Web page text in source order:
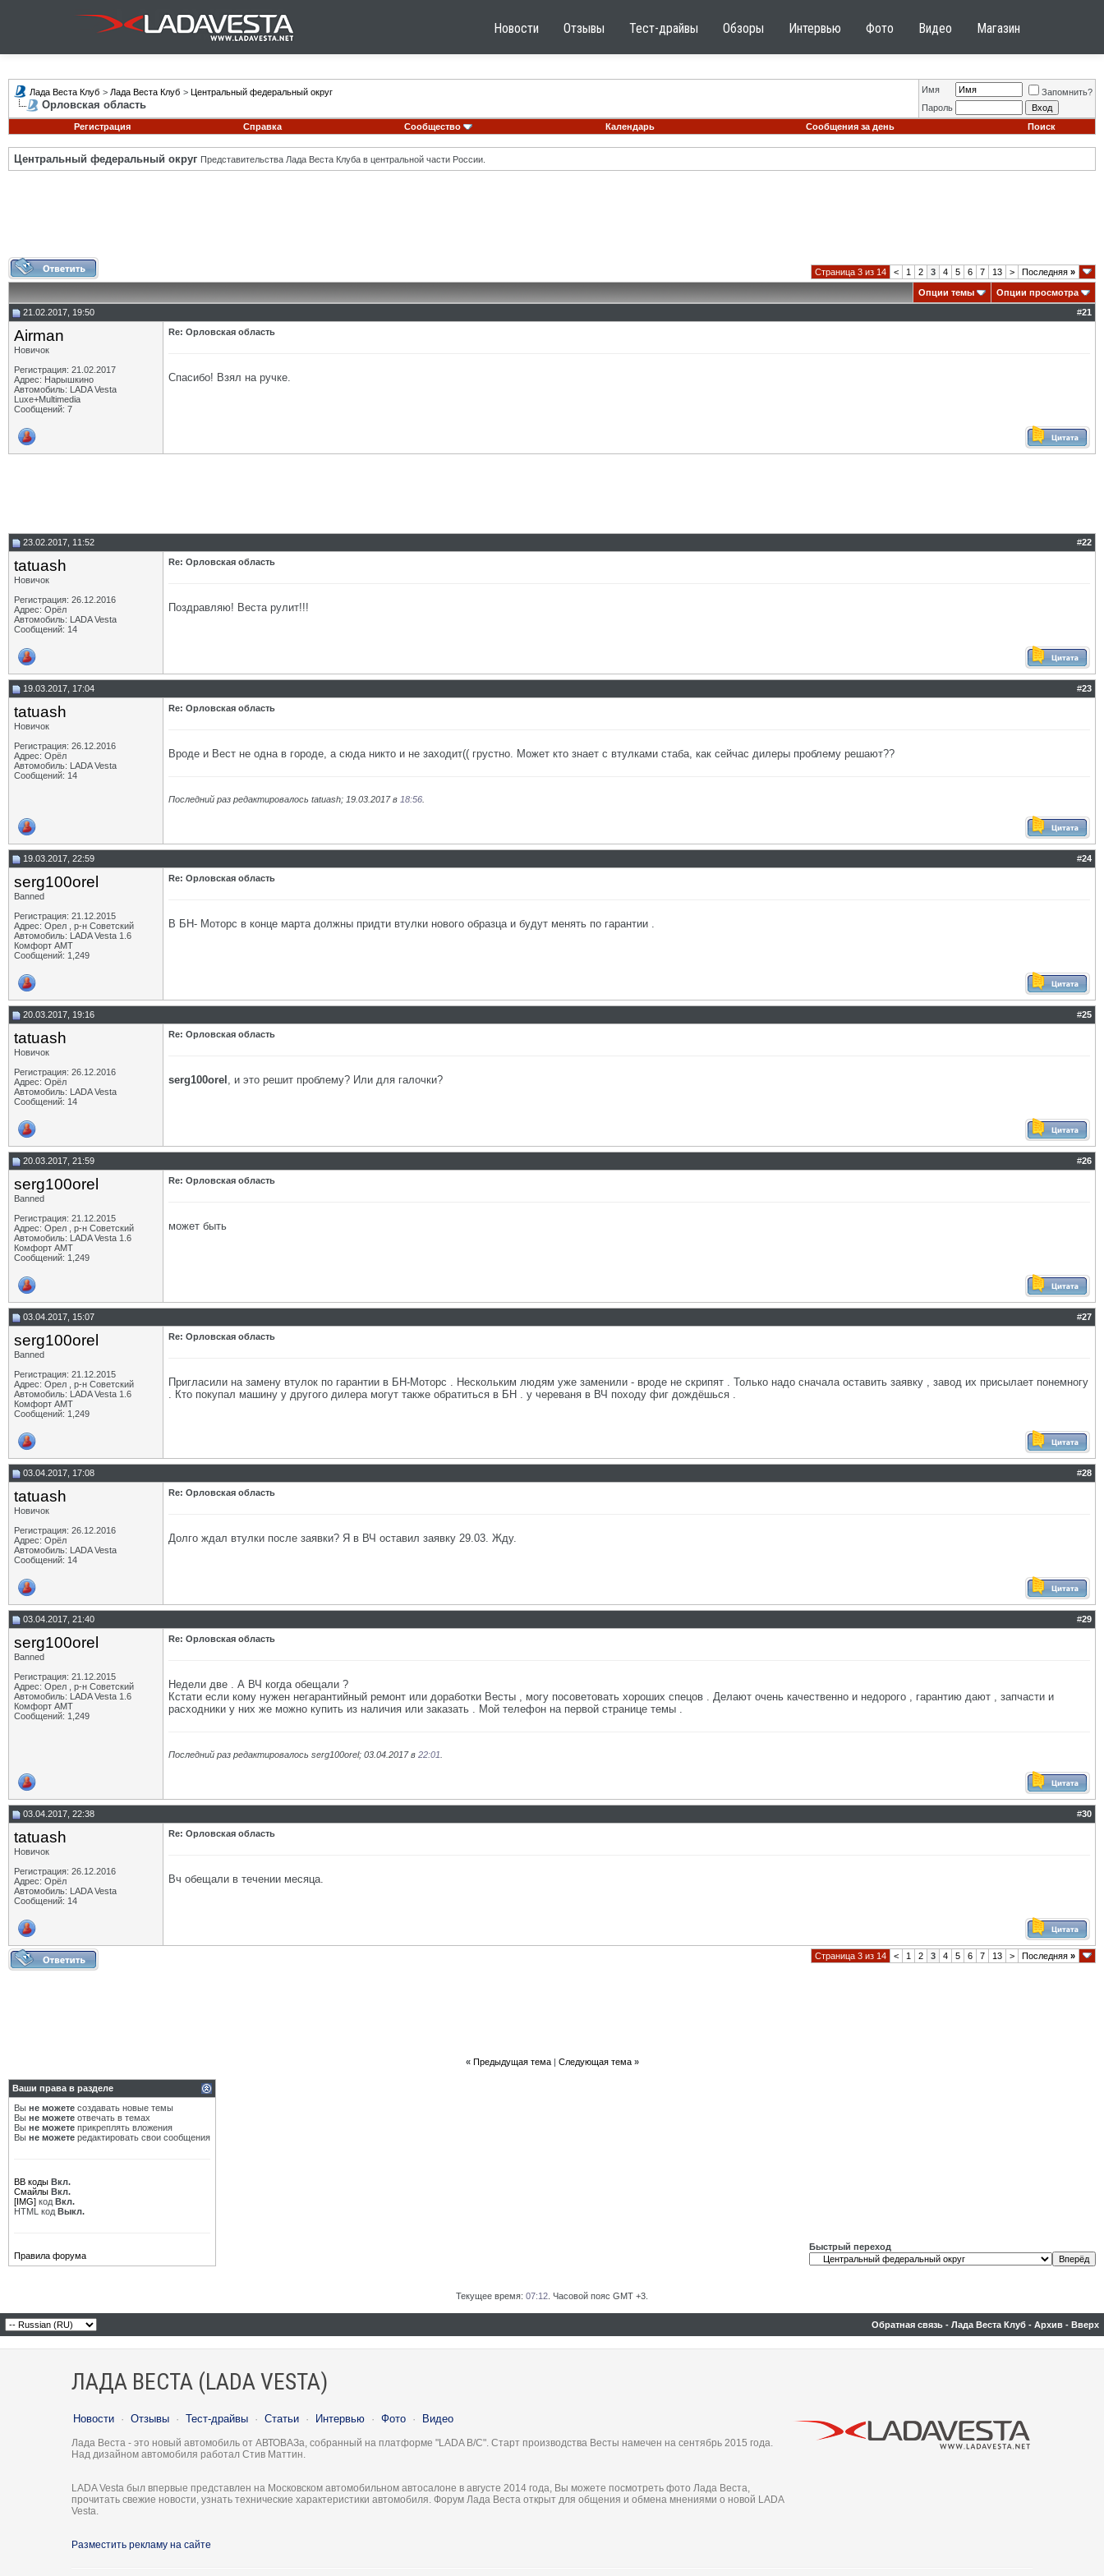
Новости Отзывы Тест-драйвы Обзоры Интервью Фото Видео Магазин
Лада Веста Клуб > Лада Веста Клуб > Центральный федеральный округ
Орловская область
Имя
Запомнить?
Пароль
Регистрация
Справка Сообщество Календарь Сообщения за день Поиск
Центральный федеральный округ Представительства Лада Веста Клуба в центральной части России.
Страница 3 из 14 < 1 2 3 4 5 6 7 13 > Последняя »
Опции темы
Опции просмотра
21.02.2017, 19:50
#21
Airman
Новичок
Регистрация: 21.02.2017
Адрес: Нарышкино
Автомобиль: LADA Vesta
Luxe+Multimedia
Сообщений: 7
Re: Орловская область
Спасибо! Взял на ручке.
23.02.2017, 11:52 #22
tatuash
Новичок
Регистрация: 26.12.2016
Адрес: Орёл
Автомобиль: LADA Vesta
Сообщений: 14
Re: Орловская область
Поздравляю! Веста рулит!!!
19.03.2017, 17:04 #23
tatuash
Новичок
Регистрация: 26.12.2016
Адрес: Орёл
Автомобиль: LADA Vesta
Сообщений: 14
Re: Орловская область
Вроде и Вест не одна в городе, а сюда никто и не заходит(( грустно. Может кто знает с втулками стаба, как сейчас дилеры проблему решают??
Последний раз редактировалось tatuash; 19.03.2017 в 18:56
19.03.2017, 22:59 #24
serg100orel
Banned
Регистрация: 21.12.2015
Адрес: Орел , р-н Советский
Автомобиль: LADA Vesta 1.6
Комфорт АМТ
Сообщений: 1,249
Re: Орловская область
В БН- Моторс в конце марта должны придти втулки нового образца и будут менять по гарантии .
20.03.2017, 19:16 #25
tatuash
Новичок
Регистрация: 26.12.2016
Адрес: Орёл
Автомобиль: LADA Vesta
Сообщений: 14
Re: Орловская область
serg100orel , и это решит проблему? Или для галочки?
20.03.2017, 21:59 #26
serg100orel
Banned
Регистрация: 21.12.2015
Адрес: Орел , р-н Советский
Автомобиль: LADA Vesta 1.6
Комфорт АМТ
Сообщений: 1,249
Re: Орловская область
может быть
03.04.2017, 15:07 #27
serg100orel
Banned
Регистрация: 21.12.2015
Адрес: Орел , р-н Советский
Автомобиль: LADA Vesta 1.6
Комфорт АМТ
Сообщений: 1,249
Re: Орловская область
Пригласили на замену втулок по гарантии в БН-Моторс . Нескольким людям уже заменили - вроде не скрипят . Только надо сначала оставить заявку , завод их присылает понемногу
. Кто покупал машину у другого дилера могут также обратиться в БН . у череваня в ВЧ походу фиг дождёшься .
03.04.2017, 17:08 #28
tatuash
Новичок
Регистрация: 26.12.2016
Адрес: Орёл
Автомобиль: LADA Vesta
Сообщений: 14
Re: Орловская область
Долго ждал втулки после заявки? Я в ВЧ оставил заявку 29.03. Жду.
03.04.2017, 21:40 #29
serg100orel
Banned
Регистрация: 21.12.2015
Адрес: Орел , р-н Советский
Автомобиль: LADA Vesta 1.6
Комфорт АМТ
Сообщений: 1,249
Re: Орловская область
Недели две . А ВЧ когда обещали ?
Кстати если кому нужен негарантийный ремонт или доработки Весты , могу посоветовать хороших спецов . Делают очень качественно и недорого , гарантию дают , запчасти и
расходники у них же можно купить из наличия или заказать . Мой телефон на первой странице темы .
Последний раз редактировалось serg100orel; 03.04.2017 в 22:01
03.04.2017, 22:38 #30
tatuash
Новичок
Регистрация: 26.12.2016
Адрес: Орёл
Автомобиль: LADA Vesta
Сообщений: 14
Re: Орловская область
Вч обещали в течении месяца.
Страница 3 из 14 < 1 2 3 4 5 6 7 13 > Последняя »
« Предыдущая тема| Следующая тема »
Ваши права в разделе
Вы не можете создавать новые темы
Вы не можете отвечать в темах
Вы не можете прикреплять вложения
Вы не можете редактировать свои сообщения
BB коды Вкл.
Смайлы Вкл.
[IMG] код Вкл.
HTML код Выкл.
Правила форума
Быстрый переход
Текущее время: 07:12 . Часовой пояс GMT +3.
Обратная связь - Лада Веста Клуб - Архив - Вверх
ЛАДА ВЕСТА (LADA VESTA)
Новости · Отзывы · Тест-драйвы · Статьи · Интервью · Фото · Видео
Лада Веста - это новый автомобиль от АВТОВАЗа, собранный на платформе "LADA B/C". Старт производства Весты намечен на сентябрь 2015 года.
Над дизайном автомобиля работал Стив Маттин.
LADA Vesta был впервые представлен на Московском автомобильном автосалоне в августе 2014 года, Вы можете посмотреть фото Лада Веста,
прочитать свежие новости, узнать технические характеристики автомобиля. Форум Лада Веста открыт для общения и обмена мнениями о новой LADA
Vesta.
Разместить рекламу на сайте